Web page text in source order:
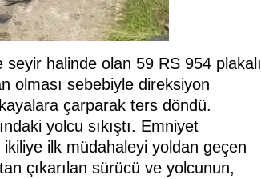
halinde olan 59 RS 954 plakalı
olması sebebiyle direksiyon
çarparak ters döndü.
yolcu sıkıştı. Emniyet
ilk müdahaleyi yoldan geçen
çıkarılan sürücü ve yolcunun,